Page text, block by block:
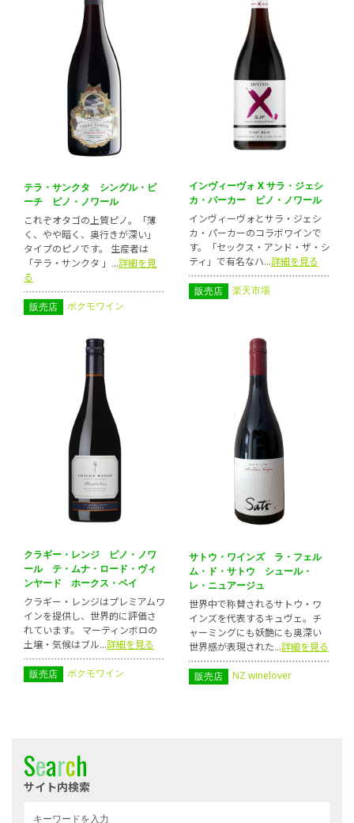
テラ・サンクタ シングル・ビ
ーチ ピノ・ノワール
これぞオタゴの上質ピノ。「薄
く、やや暗く、奥行きが深い」
タイプのピノです。 生産者は
「テラ・サンクタ 」...詳細を見
る
販売店 ボクモワイン
インヴィーヴォ X サラ・ジェシ
カ・パーカー ピノ・ノワール
インヴィーヴォとサラ・ジェシ
カ・パーカーのコラボワインで
す。「セックス・アンド・ザ・シ
ティ」で有名なハ...詳細を見る
販売店 楽天市場
クラギー・レンジ ピノ・ノワ
ール テ・ムナ・ロード・ヴィ
ンヤード ホークス・ベイ
クラギー・レンジはプレミアムワ
インを提供し、世界的に評価さ
れています。 マーティンボロの
土壌・気候はブル...詳細を見る
販売店 ボクモワイン
サトウ・ワインズ ラ・フェル
ム・ド・サトウ シュール・
レ・ニュアージュ
世界中で称賛されるサトウ・ワ
インズを代表するキュヴェ。チ
ャーミングにも妖艶にも奥深い
世界感が表現された...詳細を見る
販売店 NZ winelover
Search
サイト内検索